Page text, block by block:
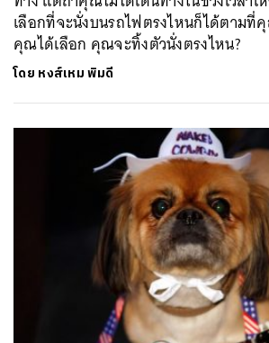
เลือกที่จะนั่งบนรถไฟตรงไหนก็ได้ตามที่
คุณได้เลือก คุณจะทิ้งตัวนั่งตรงไหน?
โดย หงส์เหม พิมดี
SHARE TWEET LINE